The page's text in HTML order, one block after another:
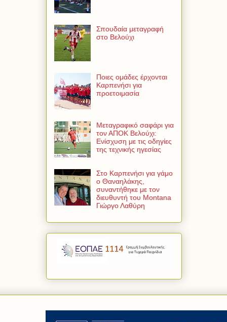
Σπουδαία μεταγραφή
στο Βελούχι
Ποιες ομάδες έρχονται
Καρπενήσι για
προετοιμασία
Μεταγραφικό σαφάρι για
τον ΑΠΟΚ Βελούχι:
Ενίσχυση με τις οδηγίες
της τεχνικής ηγεσίας
Στο Καρπενήσι για γάμο
ο Θαναηλάκης,
συναντήθηκε με τον
διευθυντή του Montana
Γιώργο Λαθύρη